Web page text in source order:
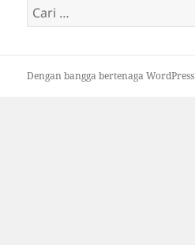
Cari
untuk:
Dengan bangga bertenaga WordPress